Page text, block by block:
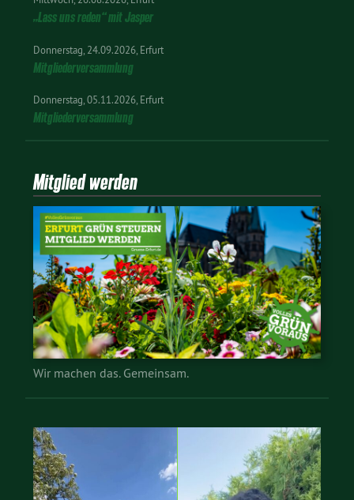
„Lass uns reden“ mit Jasper
Donnerstag 24.09.2026 Erfurt
Mitgliederversammlung
Donnerstag 05.11.2026 Erfurt
Mitgliederversammlung
Mitglied werden
Wir machen das. Gemeinsam.